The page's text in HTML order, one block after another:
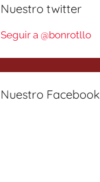
Nuestro twitter
Seguir a @bonrotllo
Nuestro Facebook